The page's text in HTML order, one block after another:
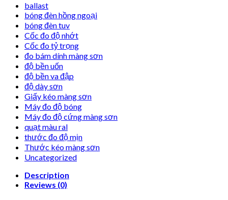
ballast
bóng đèn hồng ngoại
bóng đèn tuv
Cốc đo độ nhớt
Cốc đo tỷ trọng
đo bám dính màng sơn
độ bền uốn
độ bền va đập
độ dày sơn
Giấy kéo màng sơn
Máy đo độ bóng
Máy đo độ cứng màng sơn
quạt màu ral
thước đo độ mịn
Thước kéo màng sơn
Uncategorized
Description
Reviews (0)